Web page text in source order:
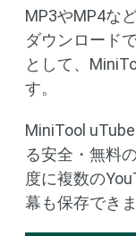
MP3やMP4な
ダウンロード
として、
す。
MiniTool
る安全・無料
度に複数の
幕も保存できま